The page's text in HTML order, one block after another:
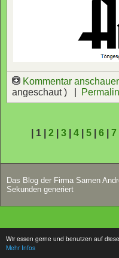
Wir essen gerne und benutzen auf
Mehr Infos
Kommentar
angeschaut ) |
| 1 | 2| 3| 4| 5| 6| 7
Das Blog der Firma Samen
Sekunden generiert